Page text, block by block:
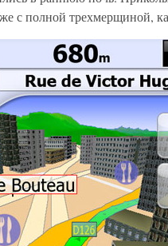
с полной трехмерщиной,